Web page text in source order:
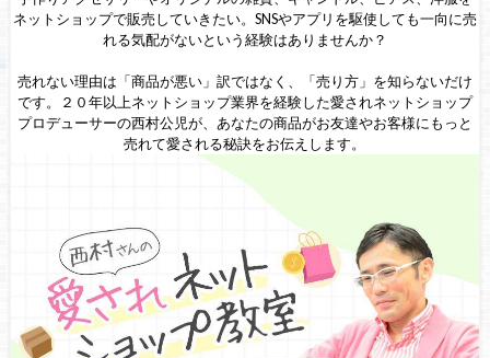
ネットショップで販売していきたい。SNSやアプリを駆使しても一向に売
れる気配がないという経験はありませんか？
売れない理由は「商品が悪い」訳ではなく、「売り方」を知らないだけ
です。２０年以上ネットショップ業界を経験した愛されネットショップ
プロデューサーの西村公児が、あなたの商品がお友達やお客様にもっと
売れて愛される秘訣をお伝えします。